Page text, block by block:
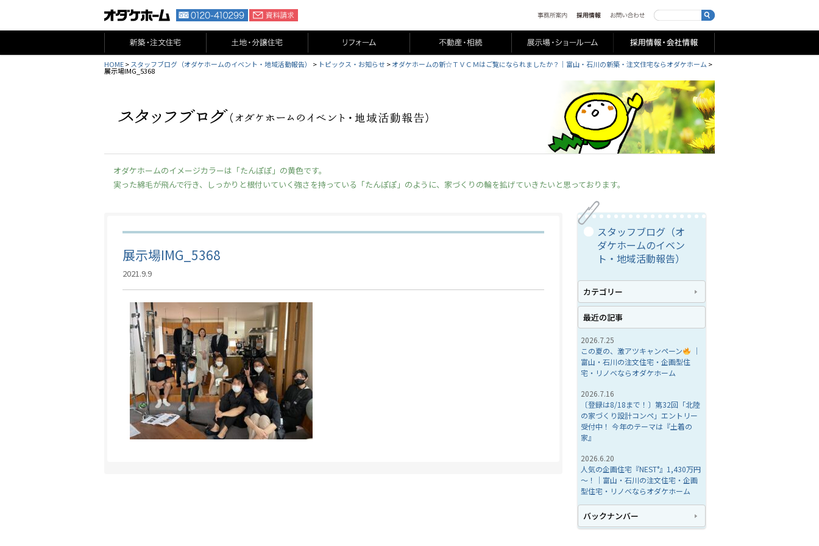
HOME> スタッフブログ（オダケホームのイベント・地域活動報告） > トピックス・お知らせ >オダケホームの新☆ＴＶＣＭはご覧になられましたか？｜富山・石川の新築・注文住宅ならオダケホーム >
展示場IMG_5368
オダケホームのイメージカラーは「たんぽぽ」の黄色です。
実った綿毛が飛んで行き、しっかりと根付いていく強さを持っている「たんぽぽ」のように、家づくりの輪を拡げていきたいと思っております。
展示場IMG_5368
2021.9.9
スタッフブログ（オ
ダケホームのイベン
ト・地域活動報告）
カテゴリー
最近の記事
2026.7.25
この夏の、激アツキャンペーン
｜
富山・石川の注文住宅・企画型住
宅・リノベならオダケホーム
2026.7.16
〔登録は8/18まで！〕第32回「北陸
の家づくり設計コンペ」エントリー
受付中！ 今年のテーマは『土着の
家』
2026.6.20
人気の企画住宅『NEST°』1,430万円
～！｜富山・石川の注文住宅・企画
型住宅・リノベならオダケホーム
バックナンバー